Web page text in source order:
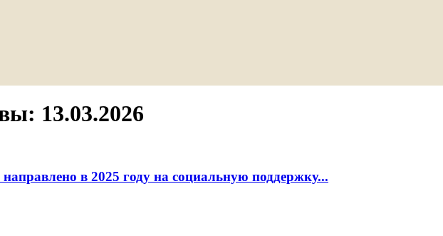
13.03.2026
в 2025 году на социальную поддержку...